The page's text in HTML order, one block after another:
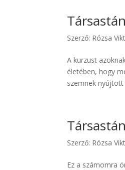
Szerző: Rózsa
A kurzust
életében, hogy
szemnek nyújtott
Szerző: Rózsa
Ez a számomra